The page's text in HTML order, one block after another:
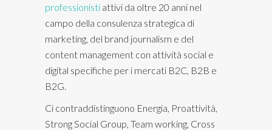
professionisti attivi da oltre 20 anni nel
campo della consulenza strategica di
marketing, del brand journalism e del
content management con attività social e
digital specifiche per i mercati B2C, B2B e
B2G.
Ci contraddistinguono Energia, Proattività,
Strong Social Group, Team working, Cross